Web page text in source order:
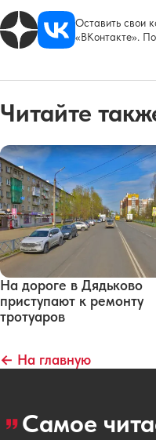
Оставить свои
«ВКонтакте».
Читайте
На дороге в Дядьково
приступают к ремонту
тротуаров
← На главную
Самое